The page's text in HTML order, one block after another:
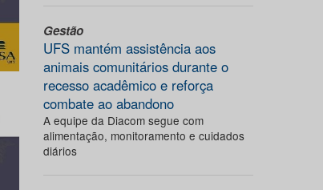
Gestão
UFS mantém assistência aos
animais comunitários durante o
recesso acadêmico e reforça
combate ao abandono
A equipe da Diacom segue com
alimentação, monitoramento e cuidados
diários